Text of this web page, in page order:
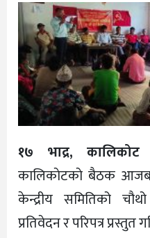
१७ भाद्र, कालिकोट
कालिकाेटकाे बैठक
केन्द्रीय समितिको
प्रतिवेदन र परिपत्र प्रस्तुत